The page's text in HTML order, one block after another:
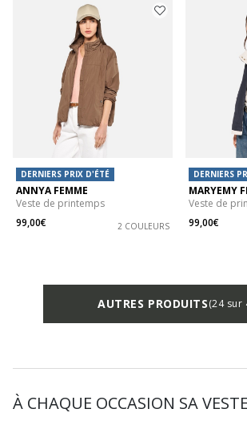
DERNIERS PRIX D'ÉTÉ
ANNYA FEMME
Veste de printemps
99,00€
2 COULEURS
DERNIERS
MARYEMY
Veste de
99,00€
AUTRES PRODUITS(24 sur
À CHAQUE OCCASION SA VESTE